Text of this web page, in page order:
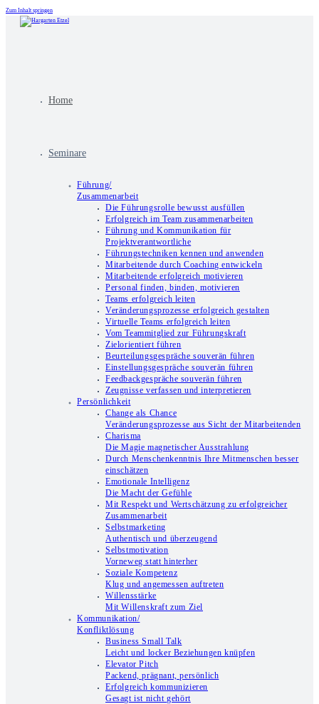
Zum Inhalt springen
Home
Seminare
Führung/
Zusammenarbeit
Die Führungsrolle bewusst ausfüllen
Erfolgreich im Team zusammenarbeiten
Führung und Kommunikation für
Projektverantwortliche
Führungstechniken kennen und anwenden
Mitarbeitende durch Coaching entwickeln
Mitarbeitende erfolgreich motivieren
Personal finden, binden, motivieren
Teams erfolgreich leiten
Veränderungsprozesse erfolgreich gestalten
Virtuelle Teams erfolgreich leiten
Vom Teammitglied zur Führungskraft
Zielorientiert führen
Beurteilungsgespräche souverän führen
Einstellungsgespräche souverän führen
Feedbackgespräche souverän führen
Zeugnisse verfassen und interpretieren
Persönlichkeit
Change als Chance
Veränderungsprozesse aus Sicht der Mitarbeitenden
Charisma
Die Magie magnetischer Ausstrahlung
Durch Menschenkenntnis Ihre Mitmenschen besser
einschätzen
Emotionale Intelligenz
Die Macht der Gefühle
Mit Respekt und Wertschätzung zu erfolgreicher
Zusammenarbeit
Selbstmarketing
Authentisch und überzeugend
Selbstmotivation
Vorneweg statt hinterher
Soziale Kompetenz
Klug und angemessen auftreten
Willensstärke
Mit Willenskraft zum Ziel
Kommunikation/
Konfliktlösung
Business Small Talk
Leicht und locker Beziehungen knüpfen
Elevator Pitch
Packend, prägnant, persönlich
Erfolgreich kommunizieren
Gesagt ist nicht gehört